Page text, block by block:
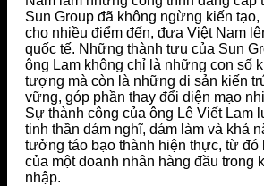
Sun Group đã không ngừng kiến tạo,
cho nhiều điểm đến, đưa Việt Nam
quốc tế. Những thành tựu của Sun
ông Lam không chỉ là những con số
tượng mà còn là những di sản kiến
vững, góp phần thay đổi diện mạo
Sự thành công của ông Lê Viết Lam
tinh thần dám nghĩ, dám làm và khả
tưởng táo bạo thành hiện thực, từ đó
của một doanh nhân hàng đầu trong
nhập.